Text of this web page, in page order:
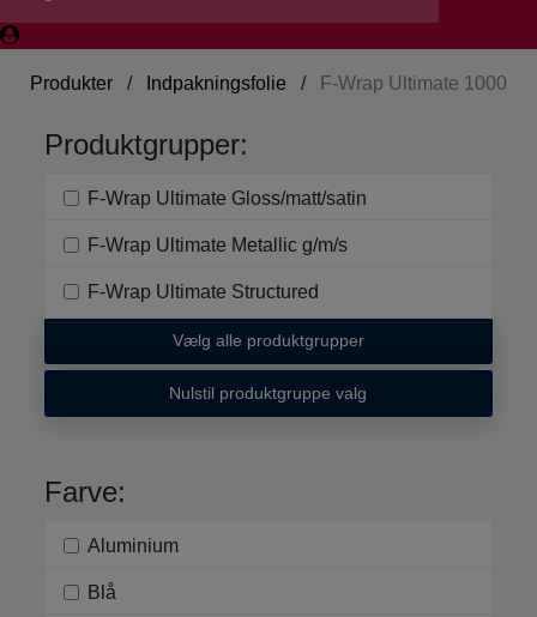
Produkter/ Indpakningsfolie / F-Wrap Ultimate 1000
Produktgrupper:
F-Wrap Ultimate Gloss/matt/satin
F-Wrap Ultimate Metallic g/m/s
F-Wrap Ultimate Structured
Vælg alle produktgrupper
Nulstil produktgruppe valg
Farve:
Aluminium
Blå